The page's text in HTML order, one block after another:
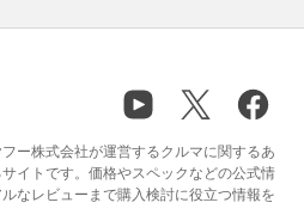
ー株式会社が運営するクルマに関するあ
イトです。価格やスペックなどの公式情
なレビューまで購入検討に役立つ情報を